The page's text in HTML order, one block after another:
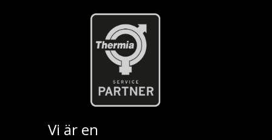
Vi är en